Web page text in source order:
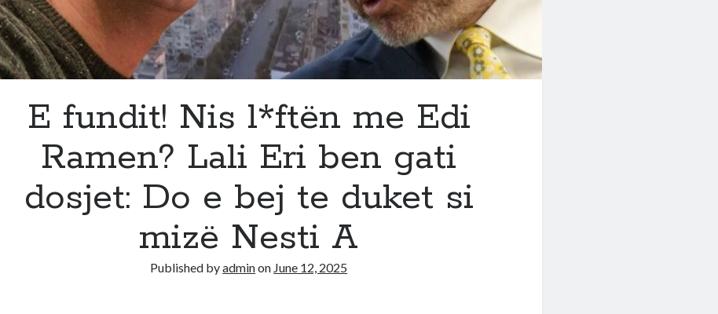
E fundit! Nis l*ftën me Edi
Ramen? Lali Eri ben gati
dosjet: Do e bej te duket si
mizë Nesti A
Published byadminon June 12, 2025